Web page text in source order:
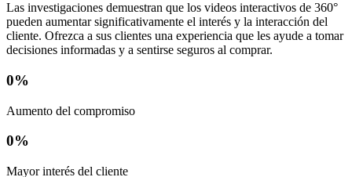
Las investigaciones demuestran que los videos interactivos de 360°
pueden aumentar significativamente el interés y la interacción del
cliente. Ofrezca a sus clientes una experiencia que les ayude a tomar
decisiones informadas y a sentirse seguros al comprar.
0%
Aumento del compromiso
0%
Mayor interés del cliente